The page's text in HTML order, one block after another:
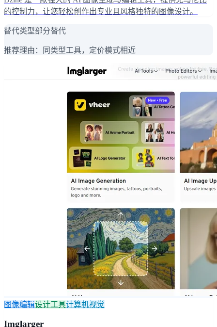
的控制力，让您轻松创作出专业且风格独特的图像设计。
替代类型部分替代
推荐理由： 同类型工具，定价模式相近
图像编辑设计工具计算机视觉
Imglarger